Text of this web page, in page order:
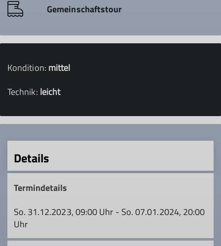
Gemeinschaftstour
Kondition: mittel
Technik: leicht
Details
Termindetails
So. 31.12.2023, 09:00 Uhr - So. 07.01.2024, 20:00
Uhr